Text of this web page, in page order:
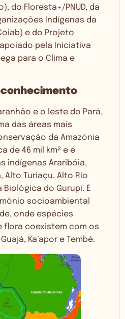
do Floresta+/PNUD, da
Indígenas da
e do Projeto
pela Iniciativa
para o Clima e
e o leste do Pará,
das áreas mais
da Amazônia
de 46 mil km² e é
indígenas Araribóia,
Alto Turiaçu, Alto Rio
Biológica do Gurupi. É
socioambiental
onde espécies
flora coexistem com os
Ka’apor e Tembé.